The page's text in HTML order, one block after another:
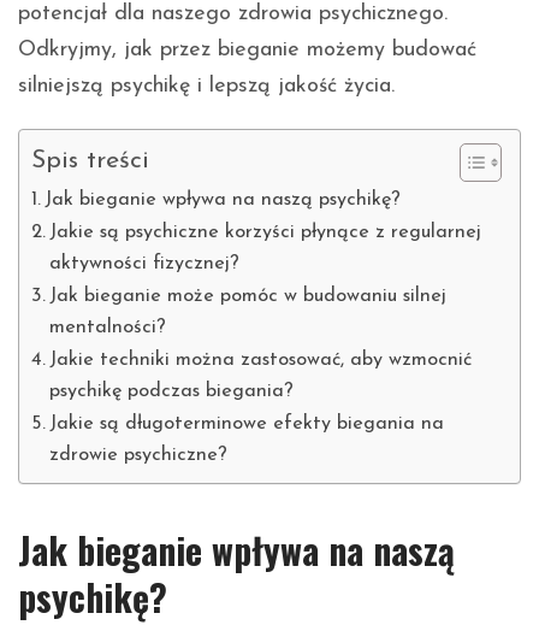
potencjał dla naszego zdrowia psychicznego.
Odkryjmy, jak przez bieganie możemy budować
silniejszą psychikę i lepszą jakość życia.
Spis treści
Jak bieganie wpływa na naszą psychikę?
Jakie są psychiczne korzyści płynące z regularnej
aktywności fizycznej?
Jak bieganie może pomóc w budowaniu silnej
mentalności?
Jakie techniki można zastosować, aby wzmocnić
psychikę podczas biegania?
Jakie są długoterminowe efekty biegania na
zdrowie psychiczne?
Jak bieganie wpływa na naszą
psychikę?